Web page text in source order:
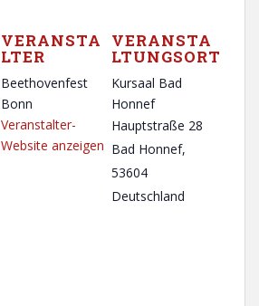
VERANSTA
LTUNGSORT
Kursaal Bad
Honnef
Hauptstraße 28
Bad Honnef,
53604
Deutschland
VERANSTA
LTER
Beethovenfest
Bonn
Veranstalter-
Website anzeigen